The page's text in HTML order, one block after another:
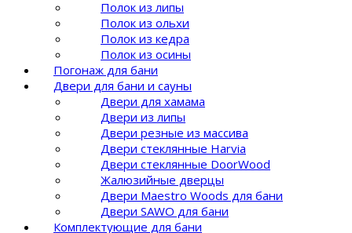
Полок из липы
Полок из ольхи
Полок из кедра
Полок из осины
Погонаж для бани
Двери для бани и сауны
Двери для хамама
Двери из липы
Двери резные из массива
Двери стеклянные Harvia
Двери стеклянные DoorWood
Жалюзийные дверцы
Двери Maestro Woods для бани
Двери SAWO для бани
Комплектующие для бани